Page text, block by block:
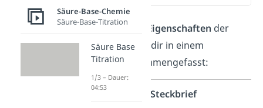
Einigewichtige Eigenschaften der
Säurehaben wir dir in einem
Steckbrief zusammengefasst:
Salpetersäure Steckbrief
Säure-Base-Chemie
Säure-Base-Titration
Säure Base
Titration
1/3 – Dauer:
04:53